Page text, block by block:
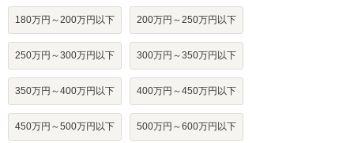
180万円～200万円以下 200万円～250万円以下
250万円～300万円以下 300万円～350万円以下
350万円～400万円以下 400万円～450万円以下
450万円～500万円以下 500万円～600万円以下